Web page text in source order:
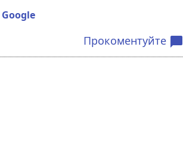
Google
Прокоментуйте chat_bubble